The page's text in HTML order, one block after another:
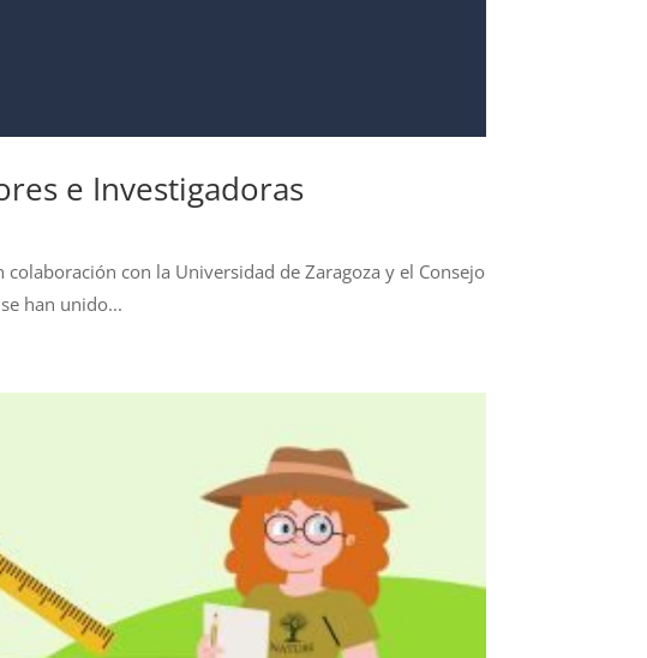
e Investigadoras
con la Universidad de Zaragoza y el Consejo
han unido...